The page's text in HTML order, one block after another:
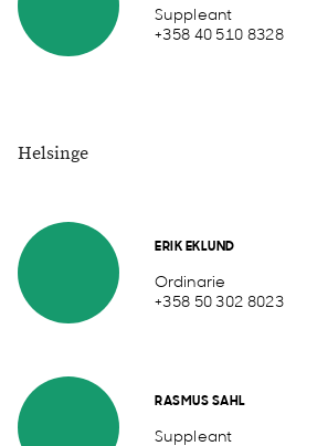
Suppleant
+358 40 510 8328
Helsinge
ERIK EKLUND
Ordinarie
+358 50 302 8023
RASMUS SAHL
Suppleant